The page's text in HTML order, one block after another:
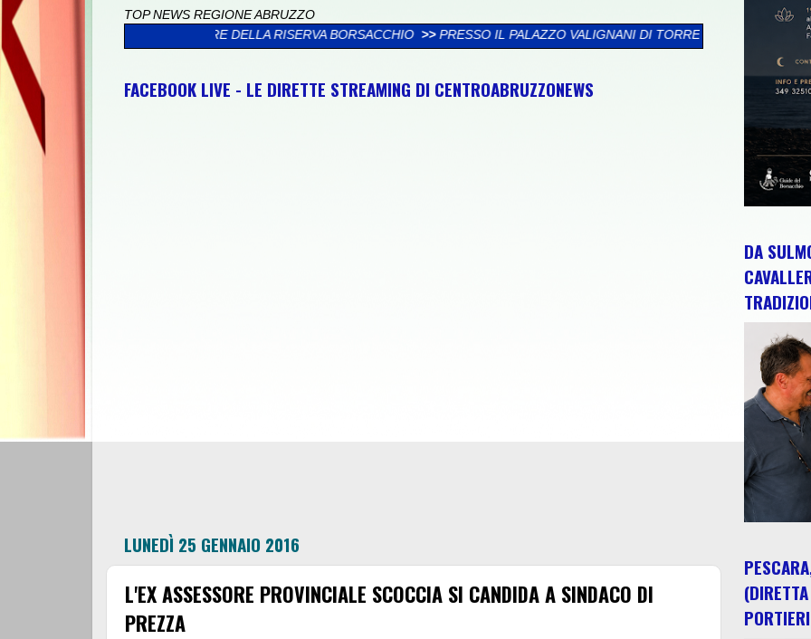
TOP NEWS REGIONE ABRUZZO
IL MARE DELLA RISERVA BORSACCHIO >> PRESSO IL PALAZZO VALIGNANI DI TORREVECCHIA TEATINA SI CHIUDE LA XXVI
FACEBOOK LIVE - LE DIRETTE STREAMING DI CENTROABRUZZONEWS
LUNEDÌ 25 GENNAIO 2016
L'EX ASSESSORE PROVINCIALE SCOCCIA SI CANDIDA A SINDACO DI
PREZZA
DA
PORTIERI